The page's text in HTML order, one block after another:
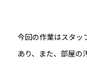
今回の作業はスタッ
あり、また、部屋の